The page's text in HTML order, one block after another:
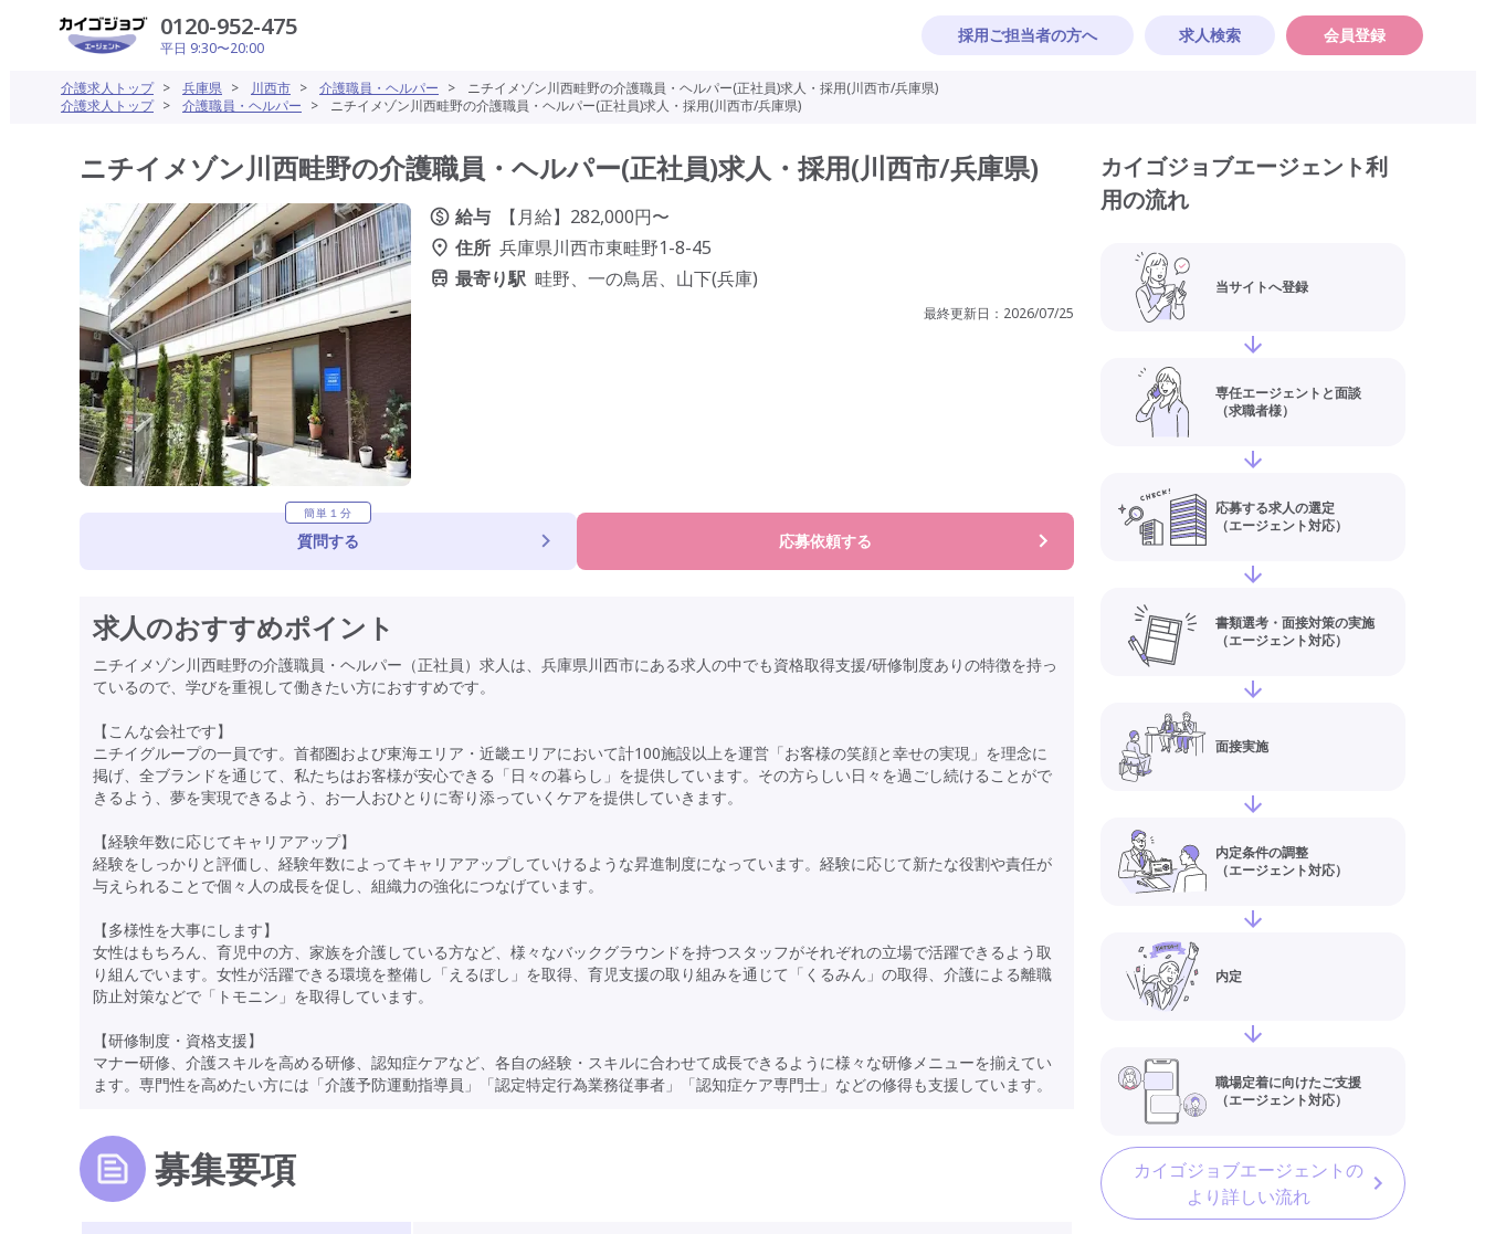
0120-952-475
平日 9:30〜20:00
採用ご担当者の方へ 求人検索 会員登録
介護求人トップ > 兵庫県 > 川西市 > 介護職員・ヘルパー >
ニチイメゾン川西畦野の介護職員・ヘルパー(正社員)求人・採用(川西市/兵庫県)
介護求人トップ > 介護職員・ヘルパー > ニチイメゾン川西畦野の介護職員・ヘルパー(正社員)求人・採用(川西市/兵庫県)
ニチイメゾン川西畦野の介護職員・ヘルパー(正社員)求人・採用(川西市/兵庫県)
給与
【月給】282,000円〜
住所 兵庫県川西市東畦野1-8-45
最寄り駅 畦野、一の鳥居、山下(兵庫)
最終更新日： 2026/07/25
簡単１分
質問する 応募依頼する
求人のおすすめポイント
ニチイメゾン川西畦野の介護職員・ヘルパー（正社員）求人は、兵庫県川西市にある求人の中でも資格取得支援/研修制度ありの特徴を持っ
ているので、学びを重視して働きたい方におすすめです。
【こんな会社です】
ニチイグループの一員です。首都圏および東海エリア・近畿エリアにおいて計100施設以上を運営「お客様の笑顔と幸せの実現」を理念に
掲げ、全ブランドを通じて、私たちはお客様が安心できる「日々の暮らし」を提供しています。その方らしい日々を過ごし続けることがで
きるよう、夢を実現できるよう、お一人おひとりに寄り添っていくケアを提供していきます。
【経験年数に応じてキャリアアップ】
経験をしっかりと評価し、経験年数によってキャリアアップしていけるような昇進制度になっています。経験に応じて新たな役割や責任が
与えられることで個々人の成長を促し、組織力の強化につなげています。
【多様性を大事にします】
女性はもちろん、育児中の方、家族を介護している方など、様々なバックグラウンドを持つスタッフがそれぞれの立場で活躍できるよう取
り組んでいます。女性が活躍できる環境を整備し「えるぼし」を取得、育児支援の取り組みを通じて「くるみん」の取得、介護による離職
防止対策などで「トモニン」を取得しています。
【研修制度・資格支援】
マナー研修、介護スキルを高める研修、認知症ケアなど、各自の経験・スキルに合わせて成長できるように様々な研修メニューを揃えてい
ます。専門性を高めたい方には「介護予防運動指導員」「認定特定行為業務従事者」「認知症ケア専門士」などの修得も支援しています。
募集要項
カイゴジョブエージェント利
用の流れ
当サイトへ登録
専任エージェントと面談
（求職者様）
応募する求人の選定
（エージェント対応）
書類選考・面接対策の実施
（エージェント対応）
面接実施
内定条件の調整
（エージェント対応）
内定
職場定着に向けたご支援
（エージェント対応）
カイゴジョブエージェントの
より詳しい流れ